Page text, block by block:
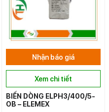
Nhận báo giá
Xem chi tiết
BIẾN DÒNG ELPH3/400/5-
OB – ELEMEX